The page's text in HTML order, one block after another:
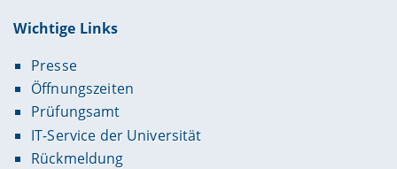
Wichtige Links
Presse
Öffnungszeiten
Prüfungsamt
IT-Service der Universität
Rückmeldung